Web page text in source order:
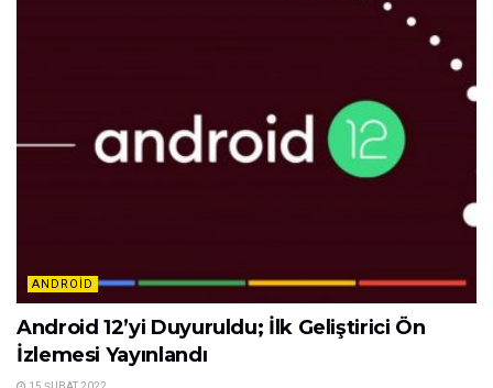
ANDROID
Android 12’yi Duyuruldu; İlk Geliştirici Ön
İzlemesi Yayınlandı